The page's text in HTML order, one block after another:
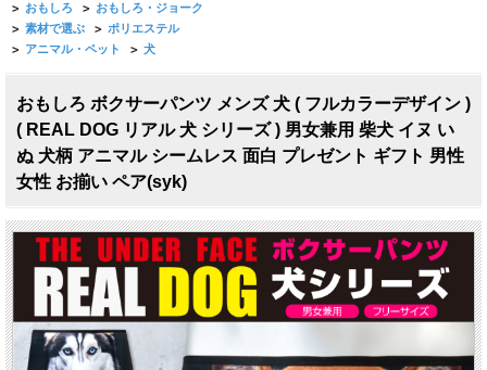
> おもしろ > おもしろ・ジョーク
> 素材で選ぶ > ポリエステル
> アニマル・ペット > 犬
おもしろ ボクサーパンツ メンズ 犬 ( フルカラーデザイン )
( REAL DOG リアル 犬 シリーズ ) 男女兼用 柴犬 イヌ い
ぬ 犬柄 アニマル シームレス 面白 プレゼント ギフト 男性
女性 お揃い ペア(syk)